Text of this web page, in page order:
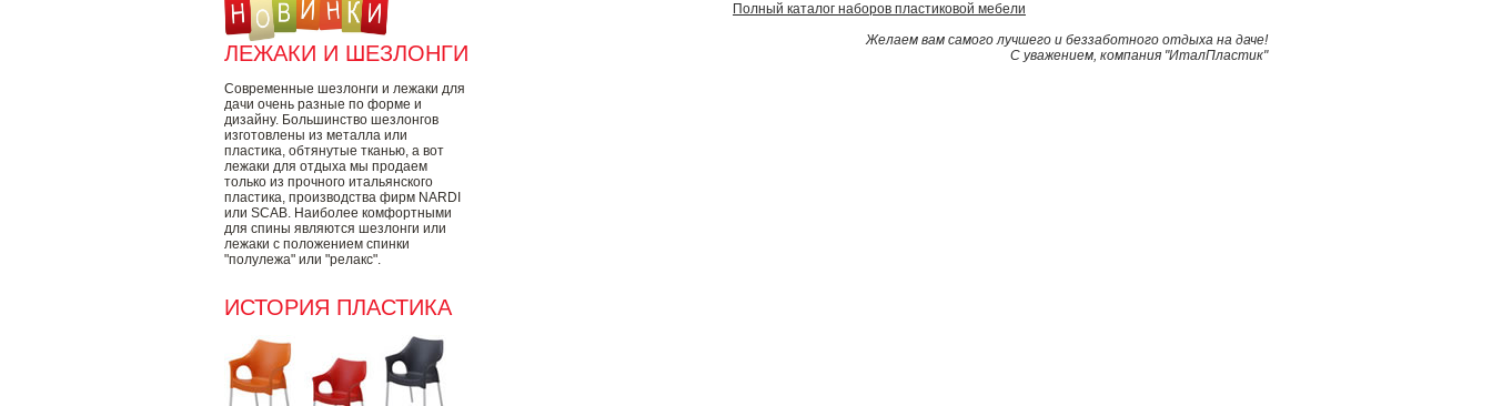
ЛЕЖАКИ И ШЕЗЛОНГИ
Современные шезлонги и лежаки для
дачи очень разные по форме и
дизайну. Большинство шезлонгов
изготовлены из металла или
пластика, обтянутые тканью, а вот
лежаки для отдыха мы продаем
только из прочного итальянского
пластика, производства фирм NARDI
или SCAB. Наиболее комфортными
для спины являются шезлонги или
лежаки с положением спинки
"полулежа" или "релакс".
ИСТОРИЯ ПЛАСТИКА
Полный каталог наборов пластиковой мебели
Желаем вам самого лучшего и беззаботного отдыха на даче!
С уважением, компания "ИталПластик"